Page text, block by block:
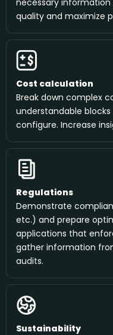
quality and maximize
Cost calculation
Break down complex
understandable
configure. Increase
Regulations
Demonstrate
etc.) and prepare
applications that
gather information
audits.
Sustainability